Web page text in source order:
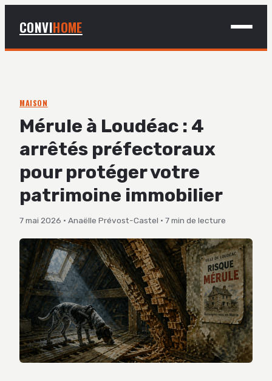
CONVIHOME
BRICOLAGE
DÉCO
JARDINAGE
MAISON
Mérule à Loudéac : 4
arrêtés préfectoraux
pour protéger votre
patrimoine immobilier
7 mai 2026 · Anaëlle Prévost-Castel · 7 min de lecture